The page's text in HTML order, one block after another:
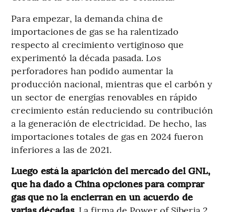
Para empezar, la demanda china de
importaciones de gas se ha ralentizado
respecto al crecimiento vertiginoso que
experimentó la década pasada. Los
perforadores han podido aumentar la
producción nacional, mientras que el carbón y
un sector de energías renovables en rápido
crecimiento están reduciendo su contribución
a la generación de electricidad. De hecho, las
importaciones totales de gas en 2024 fueron
inferiores a las de 2021.
Luego está la aparición del mercado del GNL,
que ha dado a China opciones para comprar
gas que no la encierran en un acuerdo de